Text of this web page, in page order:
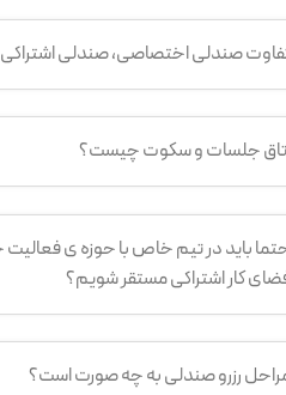
صندلی اختصاصی، صندلی
جلسات و سکوت چیست؟
باید در تیم خاص با حوزه‌ ی فعالیت
کار اشتراکی مستقر شویم؟
رزرو صندلی به چه صورت است؟